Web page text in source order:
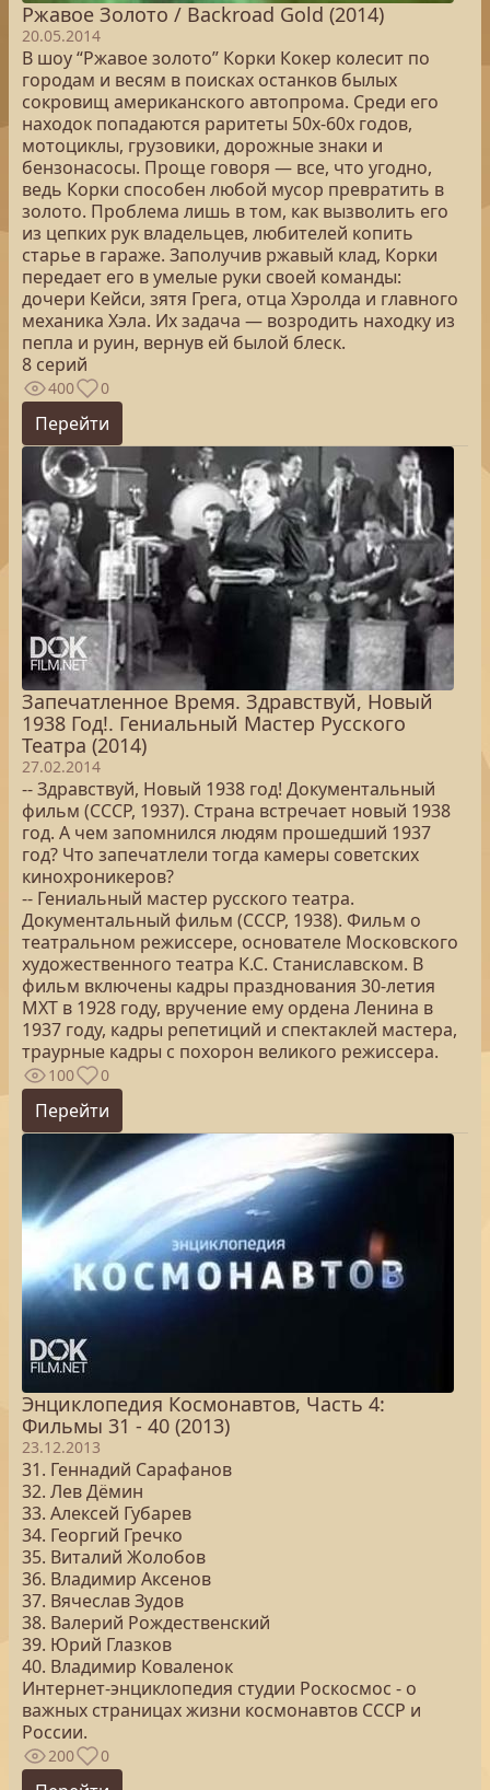
Ржавое Золото / Backroad Gold (2014)
20.05.2014
В шоу “Ржавое золото” Корки Кокер колесит по
городам и весям в поисках останков былых
сокровищ американского автопрома. Среди его
находок попадаются раритеты 50х-60х годов,
мотоциклы, грузовики, дорожные знаки и
бензонасосы. Проще говоря — все, что угодно,
ведь Корки способен любой мусор превратить в
золото. Проблема лишь в том, как вызволить его
из цепких рук владельцев, любителей копить
старье в гараже. Заполучив ржавый клад, Корки
передает его в умелые руки своей команды:
дочери Кейси, зятя Грега, отца Хэролда и главного
механика Хэла. Их задача — возродить находку из
пепла и руин, вернув ей былой блеск.
8 серий
400 0
Перейти
Запечатленное Время. Здравствуй, Новый
1938 Год!. Гениальный Мастер Русского
Театра (2014)
27.02.2014
-- Здравствуй, Новый 1938 год! Документальный
фильм (СССР, 1937). Страна встречает новый 1938
год. А чем запомнился людям прошедший 1937
год? Что запечатлели тогда камеры советских
кинохроникеров?
-- Гениальный мастер русского театра.
Документальный фильм (СССР, 1938). Фильм о
театральном режиссере, основателе Московского
художественного театра К.С. Станиславском. В
фильм включены кадры празднования 30-летия
МХТ в 1928 году, вручение ему ордена Ленина в
1937 году, кадры репетиций и спектаклей мастера,
траурные кадры с похорон великого режиссера.
100 0
Перейти
Энциклопедия Космонавтов, Часть 4:
Фильмы 31 - 40 (2013)
23.12.2013
31. Геннадий Сарафанов
32. Лев Дёмин
33. Алексей Губарев
34. Георгий Гречко
35. Виталий Жолобов
36. Владимир Аксенов
37. Вячеслав Зудов
38. Валерий Рождественский
39. Юрий Глазков
40. Владимир Коваленок
Интернет-энциклопедия студии Роскосмос - о
важных страницах жизни космонавтов СССР и
России.
200 0